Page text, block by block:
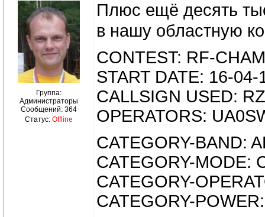
Группа:
Администраторы
Сообщений: 364
Статус: Offline
Плюс ещё десять
в нашу областную
CONTEST: RF-
START DATE: 16-04-
CALLSIGN USED:
OPERATORS:
CATEGORY-BAND:
CATEGORY-MODE:
CATEGORY-
CATEGORY-